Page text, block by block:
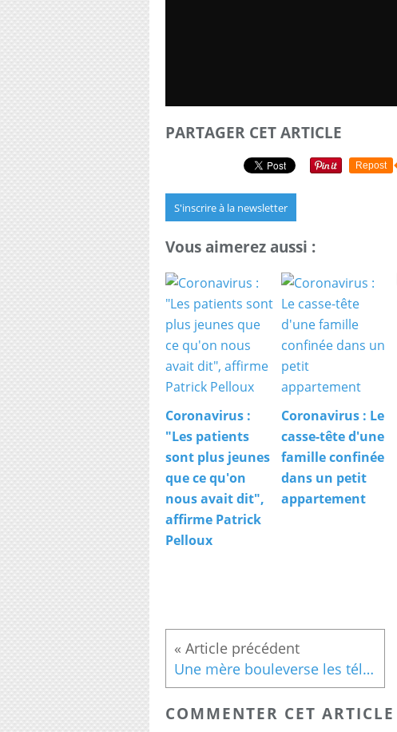
PARTAGER CET ARTICLE
Repost
S'inscrire à la newsletter
Vous aimerez aussi :
Coronavirus :
"Les patients
sont plus jeunes
que ce qu'on
nous avait dit",
affirme Patrick
Pelloux
Coronavirus : Le
casse-tête d'une
famille confinée
dans un petit
appartement
Une mère bouleverse les téléspectateurs en lisant une lettre pour son fils disparu
COMMENTER CET ARTICLE